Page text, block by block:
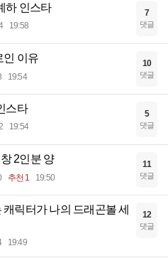
하 인스타
19:58
7
댓글
인 이유
19:54
10
댓글
스타
19:54
5
댓글
2인분 양
추천 1 19:50
11
댓글
릭터가 나의 드래곤볼 세
19:49
12
댓글